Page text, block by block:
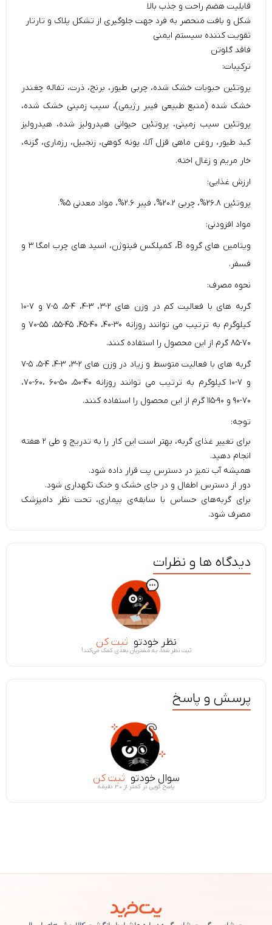
قابلیت هضم راحت و جذب بالا
شکل و بافت منحصر به فرد جهت جلوگیری از تشکل پلاک و تارتار
تقویت کننده سیستم ایمنی
فاقد گلوتن
ترکیبات:
پروتئین حبوبات خشک شده، چربی طیور، برنج، ذرت، تفاله چغندر
خشک شده (منبع طبیعی فیبر رژیمی)، سیب زمینی خشک شده،
پروتئین سیب زمینی، پروتئین حیوانی هیدرولیز شده، هیدرولیز
کبد طیور، روغن ماهی قزل آلا، پونه کوهی، زنجبیل، رزماری، گزنه،
خار مریم و زغال اخته.
ارزش غذایی:
پروتئین ۲۶.۸%، چربی ۲۰.۲%، فیبر ۲.۶%، مواد معدنی ۵%.
مواد افزودنی:
ویتامین های گروه B، کمپلکس فیتوژن، اسید های چرب امگا ۳ و
فسفر.
نحوه مصرف:
گربه های با فعالیت کم در وزن های ۲-۳، ۳-۴، ۴-۵، ۵-۷ و ۷-۱۰
کیلوگرم به ترتیب می توانند روزانه ۳۰-۴۰، ۴۰-۴۵، ۴۵-۵۵، ۵۵-۷۰ و
۷۰-۸۵ گرم از این محصول را استفاده کنند.
گربه های با فعالیت متوسط و زیاد در وزن های ۲-۳، ۳-۴، ۴-۵، ۵-۷
و ۷-۱۰ کیلوگرم به ترتیب می توانند روزانه ۴۰-۵۰، ۵۰-۶۰ ،۶۰-۷۰،
۷۰-۹۰ و ۹۰-۱۱۵ گرم از این محصول را استفاده کنند.
توجه:
برای تغییر غذای گربه، بهتر است این کار را به تدریج و طی ۲ هفته
انجام دهید.
همیشه آب تمیز در دسترس پت قرار داده شود.
دور از دسترس اطفال و در جای خشک و خنک نگهداری شود.
برای گربه‌های حساس با سابقه‌ی بیماری، تحت نظر دامپزشک
مصرف شود.
دیدگاه ها و نظرات
نظر خودتو ثبت کن
ثبت نظر شما، به مشتریان بعدی کمک می‌کند!
پرسش و پاسخ
سوال خودتو ثبت کن
پاسخ گویی در کمتر از ۳۰ دقیقه